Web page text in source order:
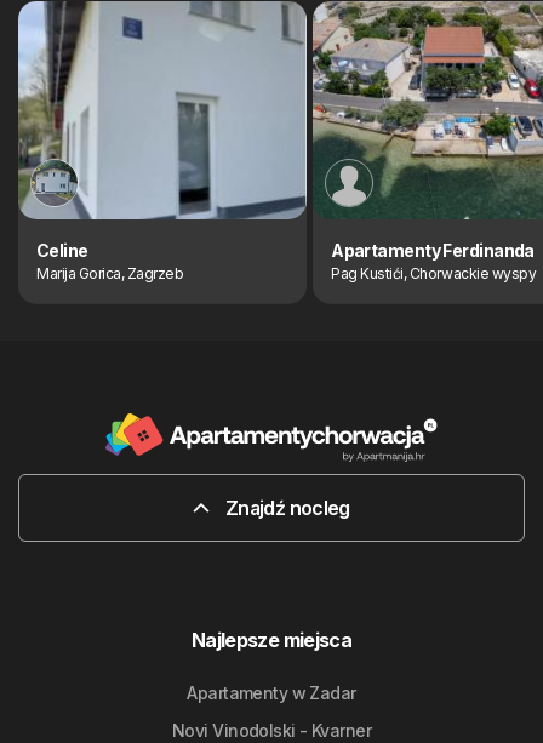
Celine
Marija Gorica, Zagrzeb
Apartamenty Ferdinanda
Pag Kustići, Chorwackie wyspy
Znajdź nocleg
Najlepsze miejsca
Apartamenty w Zadar
Novi Vinodolski - Kvarner